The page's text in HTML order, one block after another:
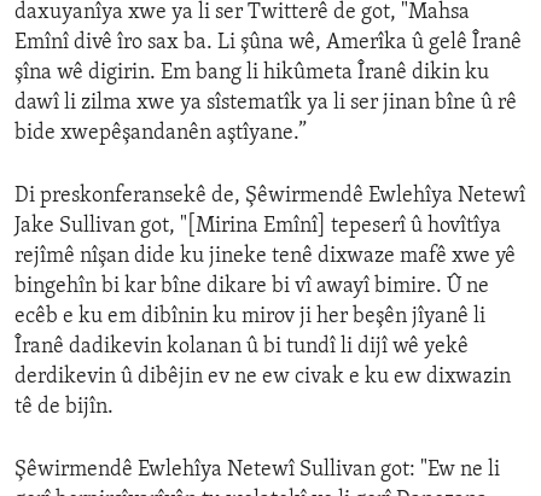
daxuyanîya xwe ya li ser Twitterê de got, "Mahsa
Emînî divê îro sax ba. Li şûna wê, Amerîka û gelê Îranê
şîna wê digirin. Em bang li hikûmeta Îranê dikin ku
dawî li zilma xwe ya sîstematîk ya li ser jinan bîne û rê
bide xwepêşandanên aştîyane.”
Di preskonferansekê de, Şêwirmendê Ewlehîya Netewî
Jake Sullivan got, "[Mirina Emînî] tepeserî û hovîtîya
rejîmê nîşan dide ku jineke tenê dixwaze mafê xwe yê
bingehîn bi kar bîne dikare bi vî awayî bimire. Û ne
ecêb e ku em dibînin ku mirov ji her beşên jîyanê li
Îranê dadikevin kolanan û bi tundî li dijî wê yekê
derdikevin û dibêjin ev ne ew civak e ku ew dixwazin
tê de bijîn.
Şêwirmendê Ewlehîya Netewî Sullivan got: "Ew ne li